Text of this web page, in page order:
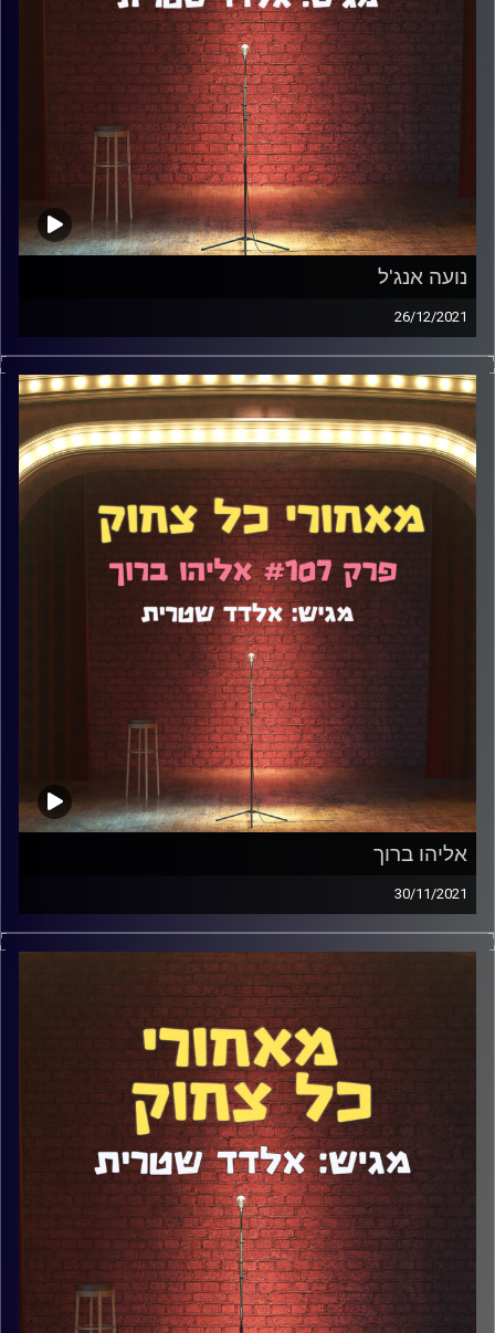
נועה אנג'ל
26/12/2021
קבלו פרק שהוא החזון האידיאלי של הפודקאסט הזה: גם כנות
ופתיחות מוחלטת, גם צחוק, גם רצינות, וגם כניסה לעומק בכל
הקשור לאישיות המרואיין. בקיצור, חגיגה. נועה אנג'ל היא
קומיקאית, יוצרת, כותבת ואשת רדיו. דיברנו על חרדות, CBD,
טיפולים פסיכולוגיים, התמכרויות, חוסר ביטחון, איך הילדות
מעצבת את מי שאנחנו כקומיקאים בוגרים ועוד מלא.
קרדיט תמונות:אלדד שטרית
אליהו ברוך
30/11/2021
אליהו ברוך הוא סטנדאפיסט ואושיית טיק טוק. דיברנו על
החיים בחדרי אמנים, הדרך הלא שגרתית שבה הוא התחיל את
קריירת הסטנדאפ שלו, סטנדאפ בימי קורונה, ועוד מלא. קבלו
קרדיט תמונות:אלדד שטרית